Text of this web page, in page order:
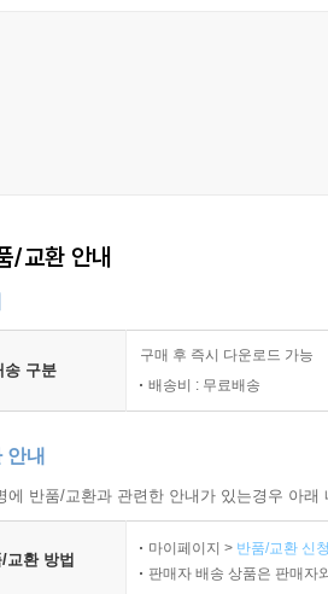
/교환 안내
송 구분
구매 후 즉시 다운로드 가능
배송비 : 무료배송
안내
반품/교환과 관련한 안내가 있는경우 아
교환 방법
마이페이지 > 반품/교환 신
판매자 배송 상품은 판매자